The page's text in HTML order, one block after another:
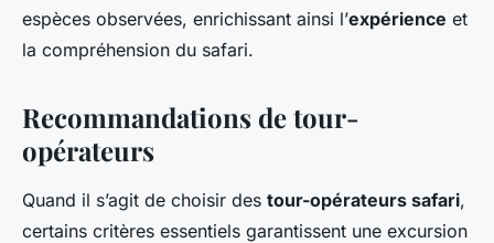
espèces observées, enrichissant ainsi l’expérience et
la compréhension du safari.
Recommandations de tour-
opérateurs
Quand il s’agit de choisir des tour-opérateurs safari,
certains critères essentiels garantissent une excursion